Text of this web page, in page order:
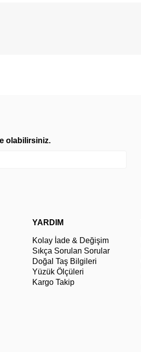
olabilirsiniz.
YARDIM
Kolay İade & Değişim
Sıkça Sorulan Sorular
Doğal Taş Bilgileri
Yüzük Ölçüleri
Kargo Takip